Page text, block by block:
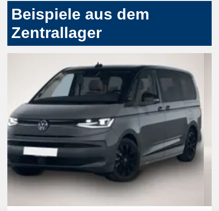
Beispiele aus dem
Zentrallager